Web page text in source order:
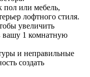
пол или мебель,
лофтного стиля.
увеличить
вашу 1 комнатную
и неправильные
создать